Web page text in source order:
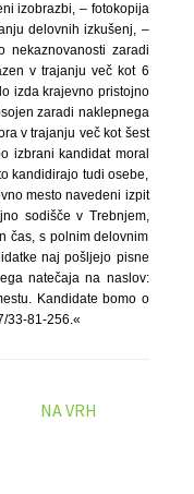
izobrazbi, – fotokopija
delovnih izkušenj, –
nekaznovanosti zaradi
v trajanju več kot 6
izda krajevno pristojno
zaradi naklepnega
v trajanju več kot šest
izbrani kandidat moral
kandidirajo tudi osebe,
mesto navedeni izpit
sodišče v Trebnjem,
čas, s polnim delovnim
naj pošljejo pisne
natečaja na naslov:
Kandidate bomo o
33-81-256.«
NA VRH